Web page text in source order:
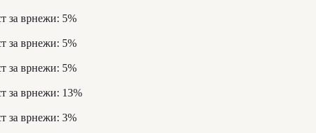
за врнежи: 5%
за врнежи: 5%
за врнежи: 5%
за врнежи: 13%
за врнежи: 3%